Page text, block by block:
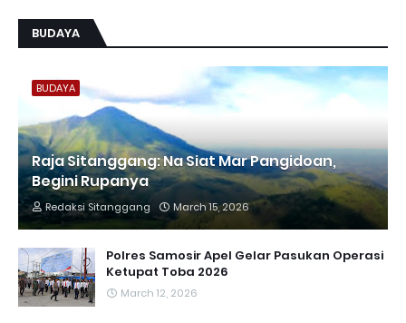
BUDAYA
BUDAYA
Raja Sitanggang: Na Siat Mar Pangidoan,
Begini Rupanya
Redaksi Sitanggang March 15, 2026
Polres Samosir Apel Gelar Pasukan Operasi
Ketupat Toba 2026
March 12, 2026